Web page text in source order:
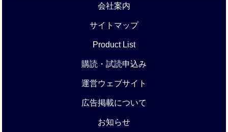
会社案内
サイトマップ
Product List
購読・試読申込み
運営ウェブサイト
広告掲載について
お知らせ